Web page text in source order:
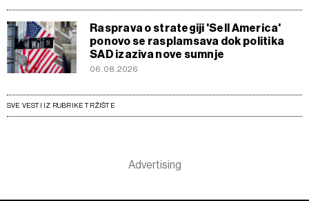
Rasprava o strategiji 'Sell America'
ponovo se rasplamsava dok politika
SAD izaziva nove sumnje
06.08.2026
SVE VESTI IZ RUBRIKE TRŽIŠTE